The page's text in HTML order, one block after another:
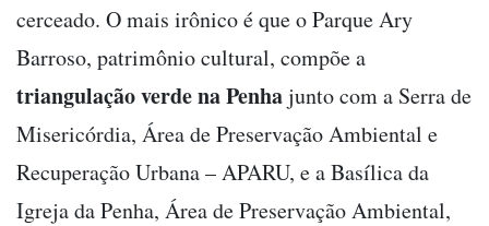
cerceado. O mais irônico é que o Parque Ary
Barroso, patrimônio cultural, compõe a
triangulação verde na Penhajunto com a Serra de
Misericórdia, Área de Preservação Ambiental e
Recuperação Urbana – APARU, e a Basílica da
Igreja da Penha, Área de Preservação Ambiental,